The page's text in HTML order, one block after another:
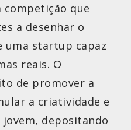
competição que
a desenhar o
uma startup capaz
reais. O
de promover a
a criatividade e
depositando